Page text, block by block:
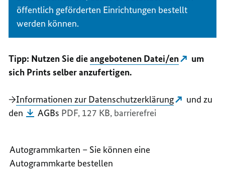
öffentlich geförderten Einrichtungen bestellt
werden können.
Tipp: Nutzen Sie dieangebotenen Datei/en
um
sich Prints selber anzufertigen.
→Informationen zur Datenschutzerklärung
und zu
den
AGBs PDF, 127 KB, barrierefrei
Autogrammkarten – Sie können eine
Autogrammkarte bestellen